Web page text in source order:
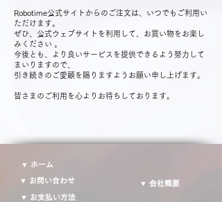
Robotime公式サイトからのご注文は、いつでもご利用い
ただけます。
ぜひ、公式ウェブサイトを利用して、お買い物をお楽し
みください 。
今後とも、より良いサービスを提供できるよう努力して
まいりますので、
引き続きのご愛顧を賜りますようお願い申し上げます。
皆さまのご利用を心よりお待ちしております。
▼ ホーム
▼ お問い合わせ
▼ お支払い方法
▼ 会社概要